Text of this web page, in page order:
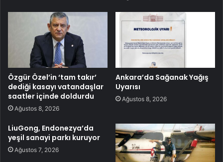
Özgür Özel’in ‘tam takır’
dediği kasayı vatandaşlar
saatler içinde doldurdu
Ağustos 8, 2026
Ankara’da Sağanak Yağış
Uyarısı
Ağustos 8, 2026
LiuGong, Endonezya’da
yeşil sanayi parkı kuruyor
Ağustos 7, 2026